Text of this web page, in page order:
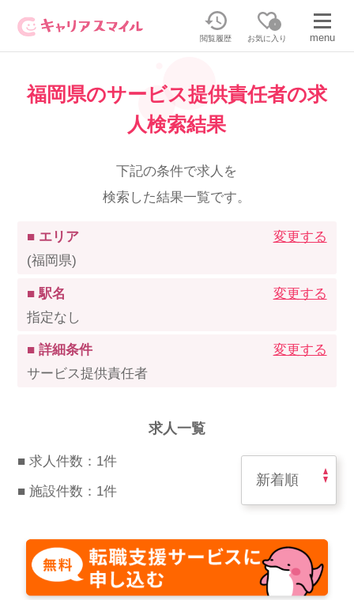
閲覧履歴
0
お気に入り menu
無料相談・お問い合わせはこちら
無料転職相談・お問い合わせの内容を
正社員／パートで働く
派遣で働く
介護の資格取得について
その他のお問い合わせ
採用担当者様はこちら
派遣求人を探す
紹介会社を使うメリットについて
利用者の声
福岡県のサービス提供責任者の求
人検索結果
下記の条件で求人を
検索した結果一覧です。
■ エリア
(福岡県)
変更する
■ 駅名
指定なし
変更する
■ 詳細条件
サービス提供責任者
変更する
求人一覧
■ 求人件数：1件
■ 施設件数：1件